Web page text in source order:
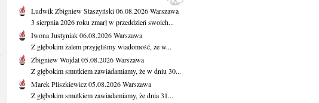
Ludwik Zbigniew Staszyński06.08.2026Warszawa
3 sierpnia 2026 roku zmarł w przeddzień swoich...
Iwona Justyniak06.08.2026Warszawa
Z głębokim żalem przyjęliśmy wiadomość, że w...
Zbigniew Wojdat05.08.2026Warszawa
Z głębokim smutkiem zawiadamiamy, że w dniu 30...
Marek Pliszkiewicz05.08.2026Warszawa
Z głębokim smutkiem zawiadamiamy, że dnia 31...